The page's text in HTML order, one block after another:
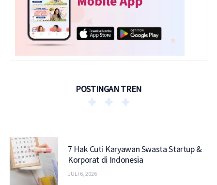
POSTINGAN TREN
7 Hak Cuti Karyawan Swasta Startup &
Korporat di Indonesia
JULI 6, 2026